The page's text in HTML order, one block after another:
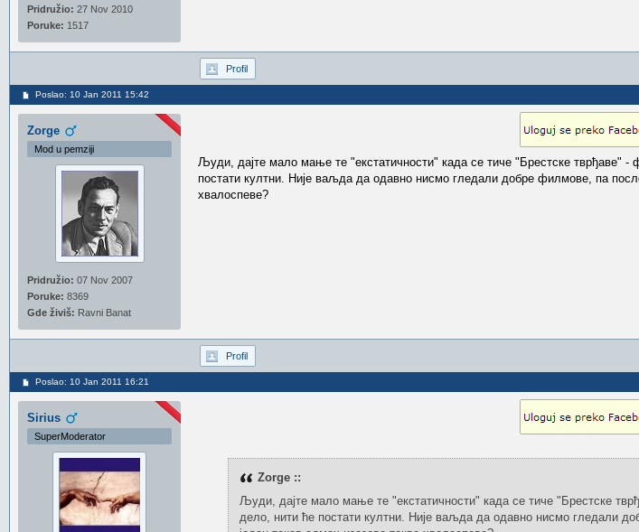
Pridružio: 27 Nov 2010
Poruke: 1517
Profil
Poslao: 10 Jan 2011 15:42
Zorge
Mod u pemziji
Pridružio: 07 Nov 2007
Poruke: 8369
Gde živiš: Ravni Banat
Људи, дајте мало мање те "екстатичности" када се тиче "Брестске тврђаве" -
постати култни. Није ваљда да одавно нисмо гледали добре филмове, па
хвалоспеве?
Profil
Poslao: 10 Jan 2011 16:21
Sirius
SuperModerator
Zorge ::
Људи, дајте мало мање те "екстатичности" када се тиче "Брестске
дело, нити ће постати култни. Није ваљда да одавно нисмо гледали